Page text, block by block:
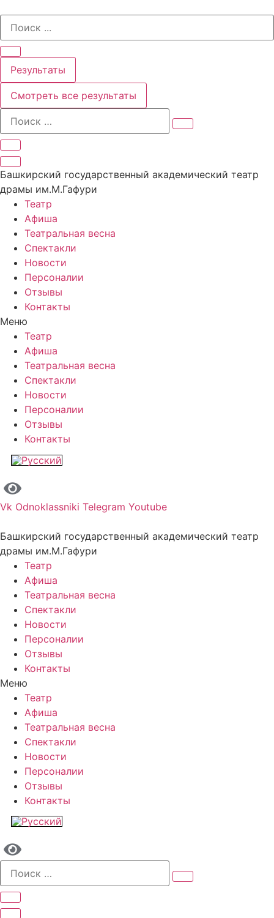
содержимому
Search
Результаты
Смотреть все результаты
Башкирский государственный академический театр
драмы им.М.Гафури
Театр
Афиша
Театральная весна
Спектакли
Новости
Персоналии
Отзывы
Контакты
Меню
Театр
Афиша
Театральная весна
Спектакли
Новости
Персоналии
Отзывы
Контакты
Vk Odnoklassniki Telegram Youtube
Башкирский государственный академический театр
драмы им.М.Гафури
Театр
Афиша
Театральная весна
Спектакли
Новости
Персоналии
Отзывы
Контакты
Меню
Театр
Афиша
Театральная весна
Спектакли
Новости
Персоналии
Отзывы
Контакты